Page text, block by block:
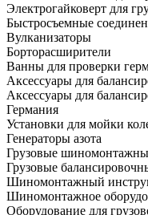
Электрогайковерт для
Быстросъемные
Вулканизаторы
Борторасширители
Ванны для проверки
Аксессуары для
Аксессуары для
Германия
Установки для мойки
Генераторы азота
Грузовые
Грузовые
Шиномонтажный
Шиномонтажное
Оборудование для